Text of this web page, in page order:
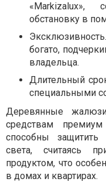
обстановку в
богато,
владельца.
Длительный
специальными
Деревянные
средствам
способны защитить
света, считаясь
продуктом, что
в домах и квартирах.